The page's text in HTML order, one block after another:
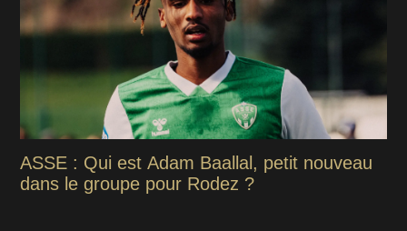
ASSE : Qui est Adam Baallal, petit nouveau
dans le groupe pour Rodez ?